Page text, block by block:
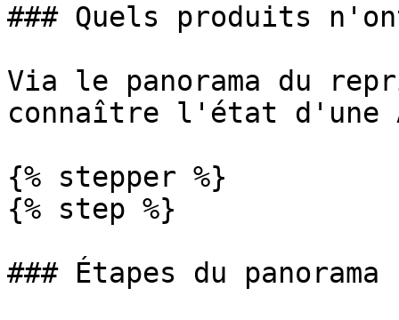
### Quels produits
Via le panorama du
connaître l'état d'une
{% stepper %}
{% step %}
### Étapes du panorama